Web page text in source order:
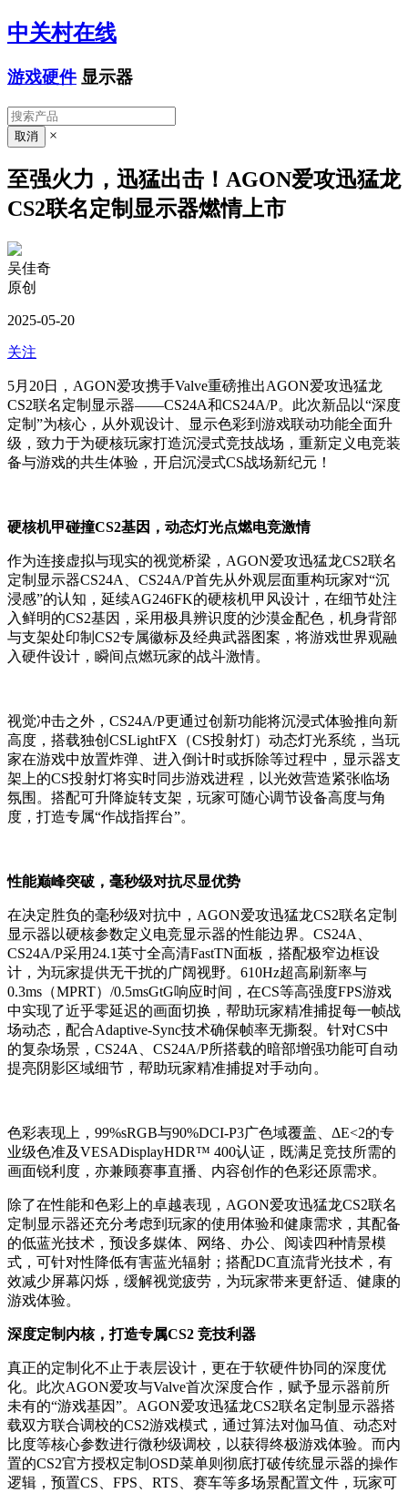
中关村在线
游戏硬件 显示器
×
至强火力，迅猛出击！AGON爱攻迅猛龙
CS2联名定制显示器燃情上市
吴佳奇
原创
2025-05-20
关注
5月20日，AGON爱攻携手Valve重磅推出AGON爱攻迅猛龙
CS2联名定制显示器——CS24A和CS24A/P。此次新品以“深度
定制”为核心，从外观设计、显示色彩到游戏联动功能全面升
级，致力于为硬核玩家打造沉浸式竞技战场，重新定义电竞装
备与游戏的共生体验，开启沉浸式CS战场新纪元！
硬核机甲碰撞CS2基因，动态灯光点燃电竞激情
作为连接虚拟与现实的视觉桥梁，AGON爱攻迅猛龙CS2联名
定制显示器CS24A、CS24A/P首先从外观层面重构玩家对“沉
浸感”的认知，延续AG246FK的硬核机甲风设计，在细节处注
入鲜明的CS2基因，采用极具辨识度的沙漠金配色，机身背部
与支架处印制CS2专属徽标及经典武器图案，将游戏世界观融
入硬件设计，瞬间点燃玩家的战斗激情。
视觉冲击之外，CS24A/P更通过创新功能将沉浸式体验推向新
高度，搭载独创CSLightFX（CS投射灯）动态灯光系统，当玩
家在游戏中放置炸弹、进入倒计时或拆除等过程中，显示器支
架上的CS投射灯将实时同步游戏进程，以光效营造紧张临场
氛围。搭配可升降旋转支架，玩家可随心调节设备高度与角
度，打造专属“作战指挥台”。
性能巅峰突破，毫秒级对抗尽显优势
在决定胜负的毫秒级对抗中，AGON爱攻迅猛龙CS2联名定制
显示器以硬核参数定义电竞显示器的性能边界。CS24A、
CS24A/P采用24.1英寸全高清FastTN面板，搭配极窄边框设
计，为玩家提供无干扰的广阔视野。610Hz超高刷新率与
0.3ms（MPRT）/0.5msGtG响应时间，在CS等高强度FPS游戏
中实现了近乎零延迟的画面切换，帮助玩家精准捕捉每一帧战
场动态，配合Adaptive-Sync技术确保帧率无撕裂。针对CS中
的复杂场景，CS24A、CS24A/P所搭载的暗部增强功能可自动
提亮阴影区域细节，帮助玩家精准捕捉对手动向。
色彩表现上，99%sRGB与90%DCI-P3广色域覆盖、ΔE<2的专
业级色准及VESADisplayHDR™ 400认证，既满足竞技所需的
画面锐利度，亦兼顾赛事直播、内容创作的色彩还原需求。
除了在性能和色彩上的卓越表现，AGON爱攻迅猛龙CS2联名
定制显示器还充分考虑到玩家的使用体验和健康需求，其配备
的低蓝光技术，预设多媒体、网络、办公、阅读四种情景模
式，可针对性降低有害蓝光辐射；搭配DC直流背光技术，有
效减少屏幕闪烁，缓解视觉疲劳，为玩家带来更舒适、健康的
游戏体验。
深度定制内核，打造专属CS2 竞技利器
真正的定制化不止于表层设计，更在于软硬件协同的深度优
化。此次AGON爱攻与Valve首次深度合作，赋予显示器前所
未有的“游戏基因”。AGON爱攻迅猛龙CS2联名定制显示器搭
载双方联合调校的CS2游戏模式，通过算法对伽马值、动态对
比度等核心参数进行微秒级调校，以获得终极游戏体验。而内
置的CS2官方授权定制OSD菜单则彻底打破传统显示器的操作
逻辑，预置CS、FPS、RTS、赛车等多场景配置文件，玩家可